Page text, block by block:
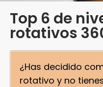
Top 6 de
rotativos
¿Has decidido
rotativo y no